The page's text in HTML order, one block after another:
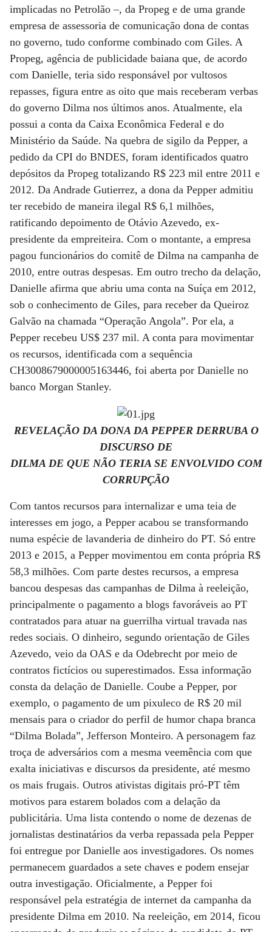
implicadas no Petrolão –, da Propeg e de uma grande
empresa de assessoria de comunicação dona de contas
no governo, tudo conforme combinado com Giles. A
Propeg, agência de publicidade baiana que, de acordo
com Danielle, teria sido responsável por vultosos
repasses, figura entre as oito que mais receberam verbas
do governo Dilma nos últimos anos. Atualmente, ela
possui a conta da Caixa Econômica Federal e do
Ministério da Saúde. Na quebra de sigilo da Pepper, a
pedido da CPI do BNDES, foram identificados quatro
depósitos da Propeg totalizando R$ 223 mil entre 2011 e
2012. Da Andrade Gutierrez, a dona da Pepper admitiu
ter recebido de maneira ilegal R$ 6,1 milhões,
ratificando depoimento de Otávio Azevedo, ex-
presidente da empreiteira. Com o montante, a empresa
pagou funcionários do comitê de Dilma na campanha de
2010, entre outras despesas. Em outro trecho da delação,
Danielle afirma que abriu uma conta na Suíça em 2012,
sob o conhecimento de Giles, para receber da Queiroz
Galvão na chamada “Operação Angola”. Por ela, a
Pepper recebeu US$ 237 mil. A conta para movimentar
os recursos, identificada com a sequência
CH3008679000005163446, foi aberta por Danielle no
banco Morgan Stanley.
REVELAÇÃO DA DONA DA PEPPER DERRUBA O
DISCURSO DE
DILMA DE QUE NÃO TERIA SE ENVOLVIDO COM
CORRUPÇÃO
Com tantos recursos para internalizar e uma teia de
interesses em jogo, a Pepper acabou se transformando
numa espécie de lavanderia de dinheiro do PT. Só entre
2013 e 2015, a Pepper movimentou em conta própria R$
58,3 milhões. Com parte destes recursos, a empresa
bancou despesas das campanhas de Dilma à reeleição,
principalmente o pagamento a blogs favoráveis ao PT
contratados para atuar na guerrilha virtual travada nas
redes sociais. O dinheiro, segundo orientação de Giles
Azevedo, veio da OAS e da Odebrecht por meio de
contratos fictícios ou superestimados. Essa informação
consta da delação de Danielle. Coube a Pepper, por
exemplo, o pagamento de um pixuleco de R$ 20 mil
mensais para o criador do perfil de humor chapa branca
“Dilma Bolada”, Jefferson Monteiro. A personagem faz
troça de adversários com a mesma veemência com que
exalta iniciativas e discursos da presidente, até mesmo
os mais frugais. Outros ativistas digitais pró-PT têm
motivos para estarem bolados com a delação da
publicitária. Uma lista contendo o nome de dezenas de
jornalistas destinatários da verba repassada pela Pepper
foi entregue por Danielle aos investigadores. Os nomes
permanecem guardados a sete chaves e podem ensejar
outra investigação. Oficialmente, a Pepper foi
responsável pela estratégia de internet da campanha da
presidente Dilma em 2010. Na reeleição, em 2014, ficou